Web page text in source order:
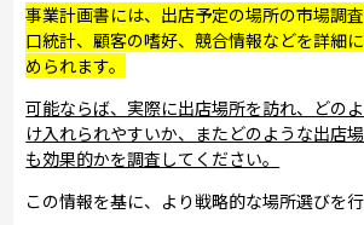
事業計画書には、出店予定の場所の市場調
口統計、顧客の嗜好、競合情報などを詳細
められます。
可能ならば、実際に出店場所を訪れ、どの
け入れられやすいか、またどのような出店
も効果的かを調査してください。
この情報を基に、より戦略的な場所選びを行